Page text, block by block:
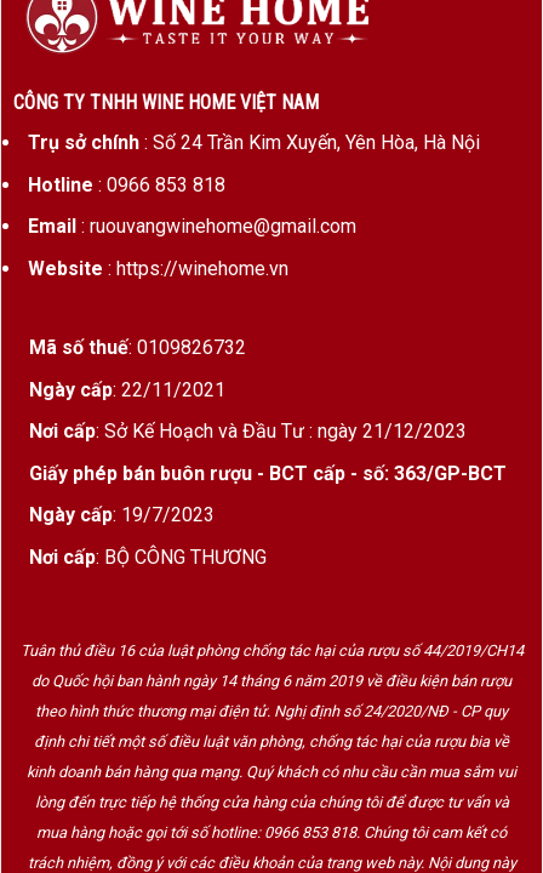
CÔNG TY TNHH WINE HOME VIỆT NAM
Trụ sở chính: Số 24 Trần Kim Xuyến, Yên Hòa, Hà Nội
Hotline : 0966 853 818
Email: ruouvangwinehome@gmail.com
Website : https://winehome.vn
Mã số thuế: 0109826732
Ngày cấp: 22/11/2021
Nơi cấp: Sở Kế Hoạch và Đầu Tư : ngày 21/12/2023
Giấy phép bán buôn rượu - BCT cấp - số: 363/GP-BCT
Ngày cấp: 19/7/2023
Nơi cấp: BỘ CÔNG THƯƠNG
Tuân thủ điều 16 của luật phòng chống tác hại của rượu số 44/2019/CH14
do Quốc hội ban hành ngày 14 tháng 6 năm 2019 về điều kiện bán rượu
theo hình thức thương mại điện tử. Nghị định số 24/2020/NĐ - CP quy
định chi tiết một số điều luật văn phòng, chống tác hại của rượu bia về
kinh doanh bán hàng qua mạng. Quý khách có nhu cầu cần mua sắm vui
lòng đến trực tiếp hệ thống cửa hàng của chúng tôi để được tư vấn và
mua hàng hoặc gọi tới số hotline: 0966 853 818. Chúng tôi cam kết có
trách nhiệm, đồng ý với các điều khoản của trang web này. Nội dung này